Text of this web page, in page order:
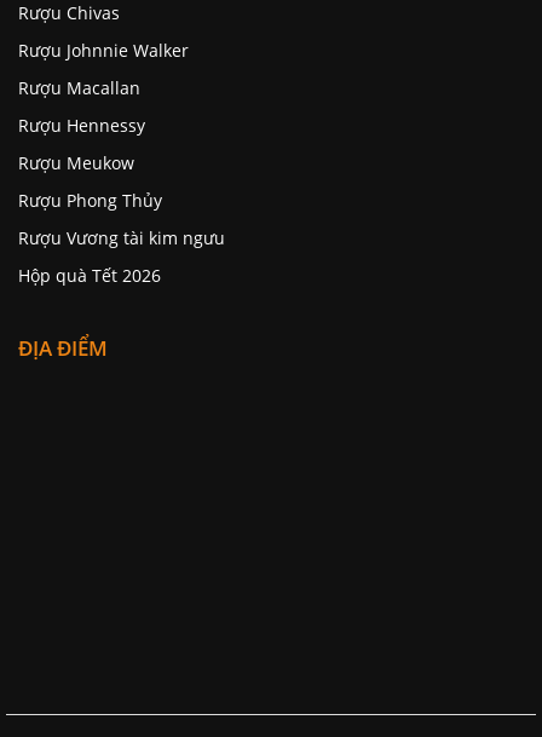
Rượu Chivas
Rượu Johnnie Walker
Rượu Macallan
Rượu Hennessy
Rượu Meukow
Rượu Phong Thủy
Rượu Vương tài kim ngưu
Hộp quà Tết 2026
ĐỊA ĐIỂM